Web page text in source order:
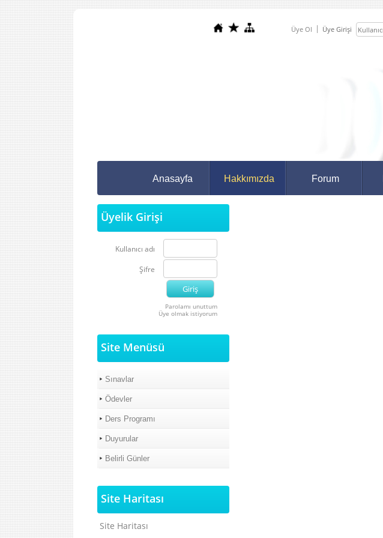
Üye Ol Üye Girişi
Anasayfa Hakkımızda Forum
Üyelik Girişi
Kullanıcı adı
Şifre
Parolamı unuttum
Üye olmak istiyorum
Site Menüsü
Sınavlar
Ödevler
Ders Programı
Duyurular
Belirli Günler
Site Haritası
Site Haritası